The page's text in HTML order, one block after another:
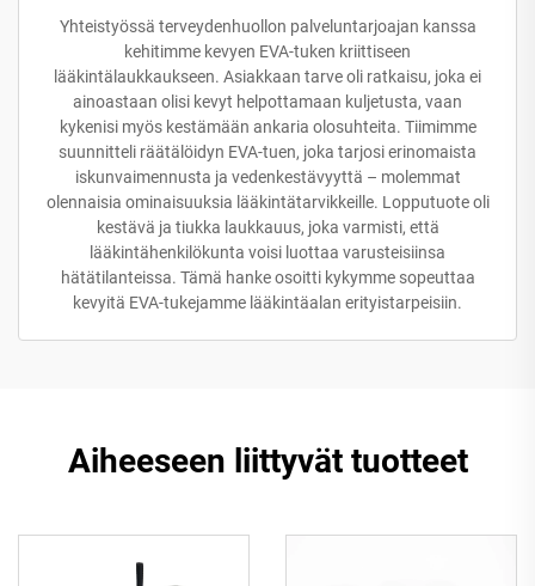
Yhteistyössä terveydenhuollon palveluntarjoajan kanssa
kehitimme kevyen EVA-tuken kriittiseen
lääkintälaukkaukseen. Asiakkaan tarve oli ratkaisu, joka ei
ainoastaan olisi kevyt helpottamaan kuljetusta, vaan
kykenisi myös kestämään ankaria olosuhteita. Tiimimme
suunnitteli räätälöidyn EVA-tuen, joka tarjosi erinomaista
iskunvaimennusta ja vedenkestävyyttä – molemmat
olennaisia ominaisuuksia lääkintätarvikkeille. Lopputuote oli
kestävä ja tiukka laukkauus, joka varmisti, että
lääkintähenkilökunta voisi luottaa varusteisiinsa
hätätilanteissa. Tämä hanke osoitti kykymme sopeuttaa
kevyitä EVA-tukejamme lääkintäalan erityistarpeisiin.
Aiheeseen liittyvät tuotteet